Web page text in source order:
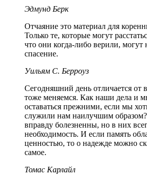
Эдмунд Берк
Отчаяние это материал для
Только те, которые могут
что они когда-либо верили, могут
спасение.
Уильям С. Берроуз
Сегодняшний день отличается от
тоже меняемся. Как наши дела и
оставаться прежними, если мы
служили нам наилучшим
вправду болезненны, но в них
необходимость. И если память
ценностью, то о надежде можно
самое.
Томас Карлайл